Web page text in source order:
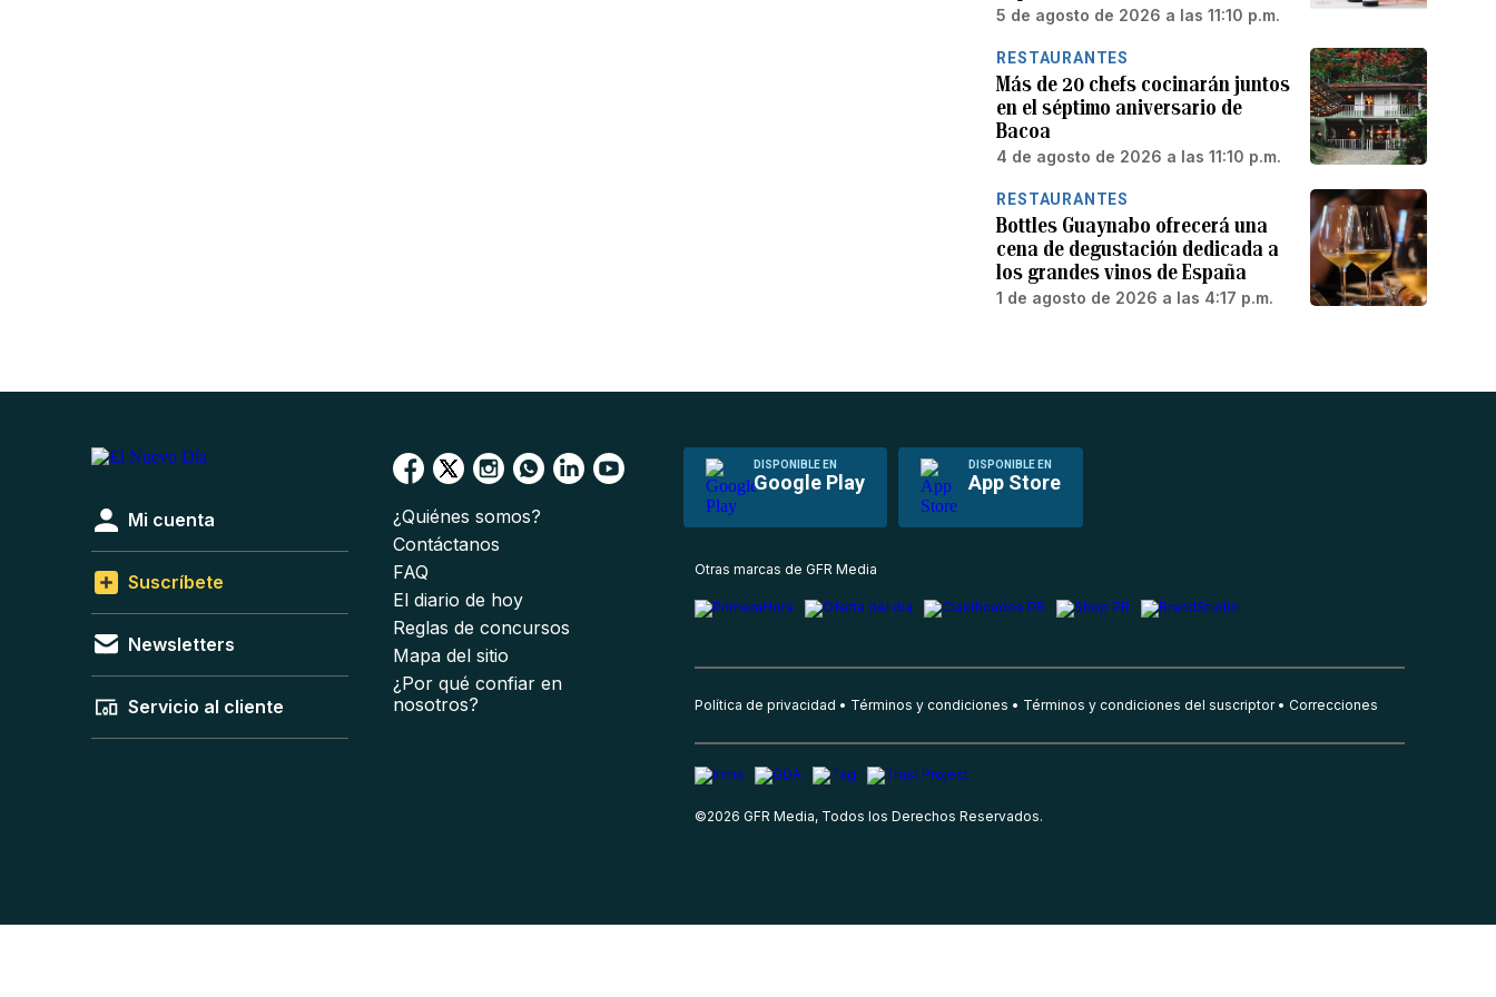
5 de agosto de 2026 a las 11:10 p.m.
RESTAURANTES
Más de 20 chefs cocinarán juntos
en el séptimo aniversario de
Bacoa
4 de agosto de 2026 a las 11:10 p.m.
RESTAURANTES
Bottles Guaynabo ofrecerá una
cena de degustación dedicada a
los grandes vinos de España
1 de agosto de 2026 a las 4:17 p.m.
DISPONIBLE EN
Google Play
DISPONIBLE EN
App Store
Mi cuenta
Suscríbete
Newsletters
Servicio al cliente
¿Quiénes somos?
Contáctanos
FAQ
El diario de hoy
Reglas de concursos
Mapa del sitio
¿Por qué confiar en
nosotros?
Otras marcas de GFR Media
Política de privacidad Términos y condiciones Términos y condiciones del suscriptor Correcciones
©2026 GFR Media, Todos los Derechos Reservados.